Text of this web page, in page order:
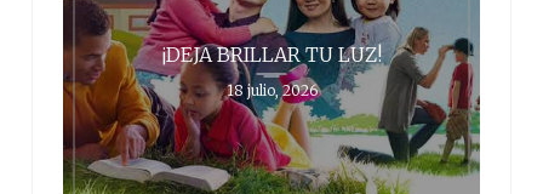
¡DEJA BRILLAR TU LUZ!
18 julio, 2026